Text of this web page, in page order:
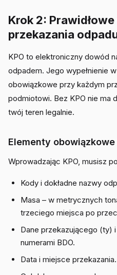
Krok 2:
przekazania
KPO to elektroniczny dowód
odpadem. Jego wypełnienie
obowiązkowe przy każdym
podmiotowi. Bez KPO nie ma
twój teren legalnie.
Elementy obowiązkowe
Wprowadzając KPO, musisz
Kody i dokładne nazwy
Masa – w metrycznych
trzeciego miejsca po
Dane przekazującego (ty)
numerami BDO.
Data i miejsce przekazania.